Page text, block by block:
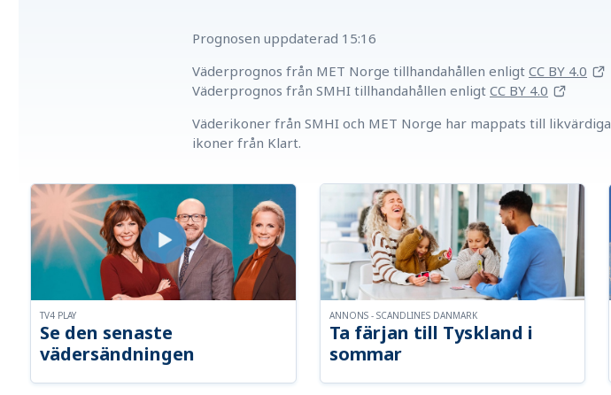
Prognosen uppdaterad 15:16
Väderprognos från MET Norge tillhandahållen enligt CC BY 4.0
Väderprognos från SMHI tillhandahållen enligt CC BY 4.0
Väderikoner från SMHI och MET Norge har mappats till likvärdiga
ikoner från Klart.
Se den senaste
vädersändningen
TV4 PLAY
Ta färjan till Tyskland i
sommar
ANNONS - SCANDLINES DANMARK